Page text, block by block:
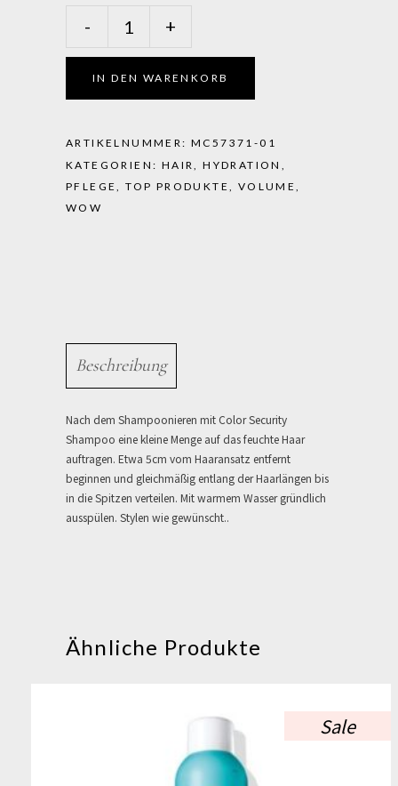
Wow
-
Color
Security
Fine
To
Normal
Hair
quantity
- +
IN DEN WARENKORB
ARTIKELNUMMER: MC57371-01
KATEGORIEN: HAIR,HYDRATION ,
PFLEGE,TOP PRODUKTE, VOLUME,
WOW
Beschreibung
Nach dem Shampoonieren mit Color Security
Shampoo eine kleine Menge auf das feuchte Haar
auftragen. Etwa 5cm vom Haaransatz entfernt
beginnen und gleichmäßig entlang der Haarlängen bis
in die Spitzen verteilen. Mit warmem Wasser gründlich
ausspülen. Stylen wie gewünscht..
Ähnliche Produkte
Sale